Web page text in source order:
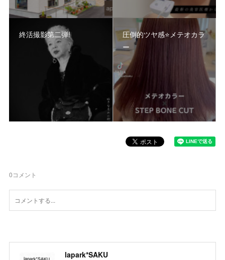
終活撮影第二弾!
圧倒的ツヤ感⭐️メテオカラ
ー
0コメント
lapark*SAKU